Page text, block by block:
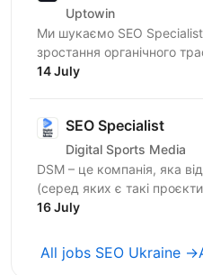
Uptowin
Ми шукаємо SEO
зростання органічного
iGaming-проєкту. Робота
14 July
SEO Specialist
Digital Sports Media
DSM – це компанія, яка
(серед яких є такі
Sport.ua, UA-Футбол та інші). Працюючи на
16 July
All jobs SEO Ukraine →